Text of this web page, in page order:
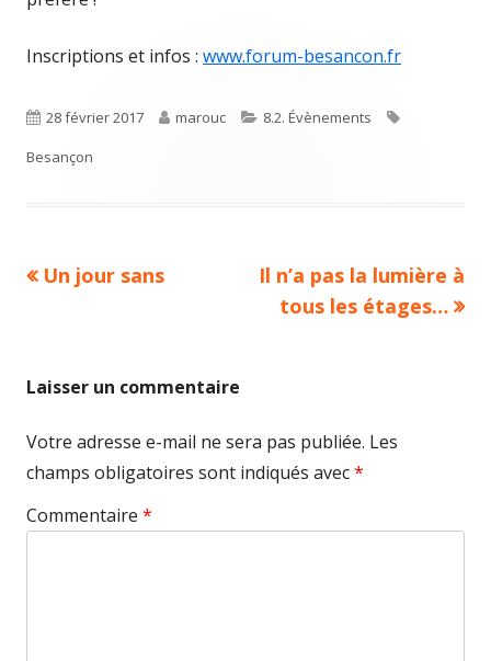
Inscriptions et infos : www.forum-besancon.fr
Published
on
28 février 2017 Author
marouc Categories
8.2. Évènements
Besançon
Navigation
l’article
Previous
Un jour sans
Next
article:
Il n’a pas la lumière à
tous les étages…
Laisser un commentaire
Votre adresse e-mail ne sera pas publiée. Les
champs obligatoires sont indiqués avec*
Commentaire *